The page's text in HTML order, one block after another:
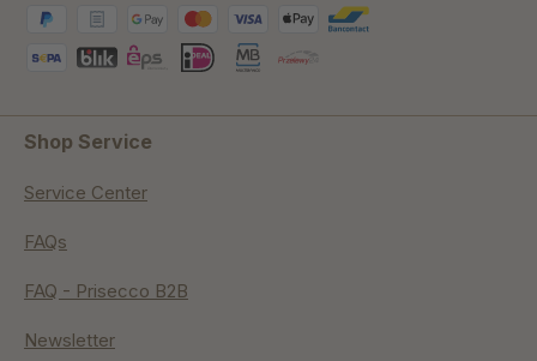
Shop Service
Service Center
FAQs
FAQ - Prisecco B2B
Newsletter